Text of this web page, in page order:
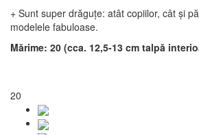
+ Sunt super drăguțe: atât copiilor, cât și
modelele fabuloase.
Mărime: 20 (cca. 12,5-13 cm talpă
20